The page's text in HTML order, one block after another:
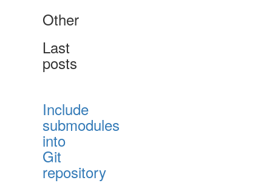
Other
Last
posts
Include
submodules
into
Git
repository